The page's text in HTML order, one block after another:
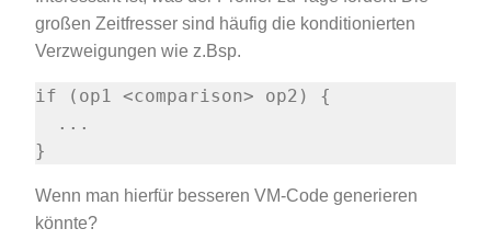
großen Zeitfresser sind häufig die konditionierten
Verzweigungen wie z.Bsp.
Wenn man hierfür besseren VM-Code generieren
könnte?